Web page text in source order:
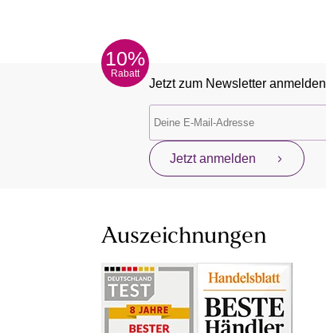
10%
Rabatt
Jetzt zum Newsletter
Jetzt anmelden
Auszeichnungen